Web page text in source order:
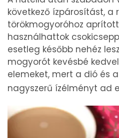
következő ízpárosítást, a
törökmogyoróhoz
használhattok
esetleg később nehéz
mogyorót kevésbé
elemeket, mert a dió és
nagyszerű ízélményt ad